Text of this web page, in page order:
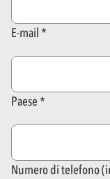
E-mail
Paese
Numero di telefono